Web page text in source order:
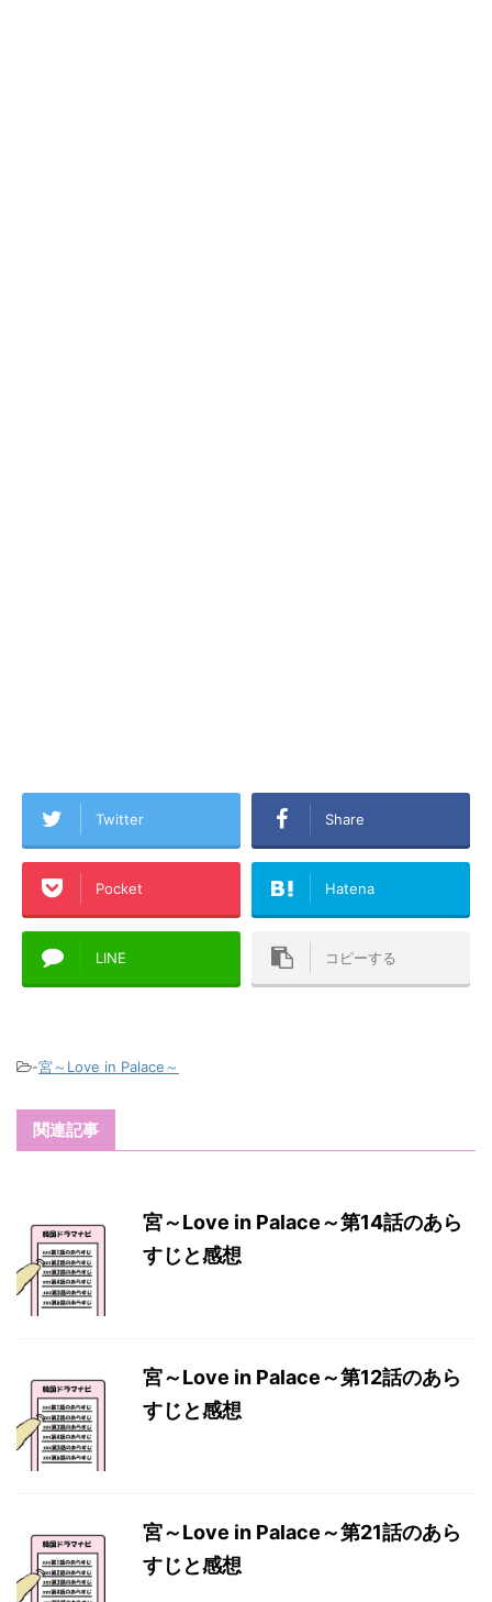
Twitter Share
Pocket Hatena
LINE コピーする
-宮～Love in Palace～
関連記事
宮～Love in Palace～第14話のあら
すじと感想
宮～Love in Palace～第12話のあら
すじと感想
宮～Love in Palace～第21話のあら
すじと感想